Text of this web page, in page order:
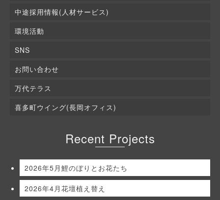
中途採用情報(人材サービス)
環境活動
SNS
お問い合わせ
万代テラス
喜多町ウイング(長岡オフィス)
Recent Projects
2026年5月鯉のぼりとお花たち
2026年4月花壇植え替え